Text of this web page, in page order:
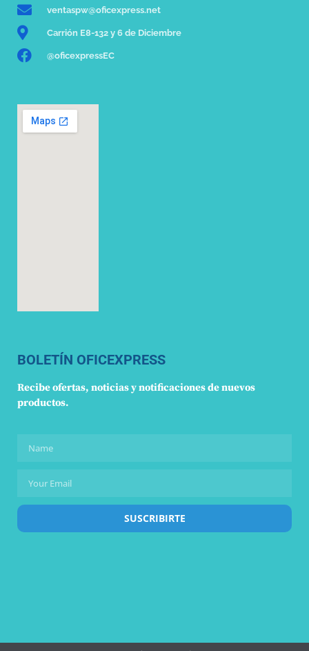
ventaspw@oficexpress.net
Carrión E8-132 y 6 de Diciembre
@oficexpressEC
BOLETÍN OFICEXPRESS
Recibe ofertas, noticias y notificaciones de nuevos
productos.
SUSCRIBIRTE